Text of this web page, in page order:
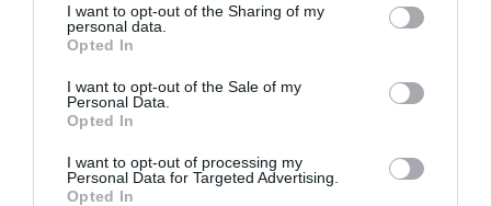
I want to opt-out of the Sharing of my
personal data.
Opted In
I want to opt-out of the Sale of my
Personal Data.
Opted In
I want to opt-out of processing my
Personal Data for Targeted Advertising.
Opted In